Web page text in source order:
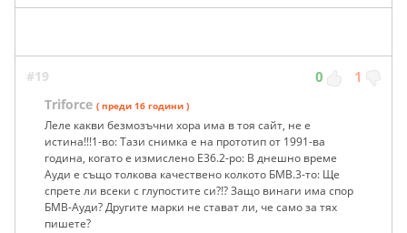
#19 0 1
Triforce ( преди 16 години )
Леле какви безмозъчни хора има в тоя сайт, не е
истина!!!1-во: Тази снимка е на прототип от 1991-ва
година, когато е измислено Е36.2-ро: В днешно време
Ауди е също толкова качествено колкото БМВ.3-то: Ще
спрете ли всеки с глупостите си?!? Защо винаги има спор
БМВ-Ауди? Другите марки не стават ли, че само за тях
пишете?